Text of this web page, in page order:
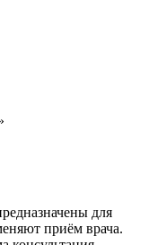
для
приём врача.